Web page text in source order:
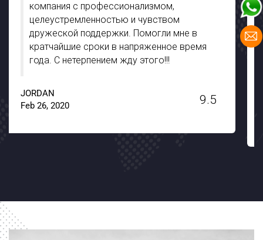
в Штутгарте. Они были хорошо
осведомлены и действительно помогли
нам познакомиться с скрытыми
жемчужинами города с полной
поддержкой и терпением. Большое
JACKSON